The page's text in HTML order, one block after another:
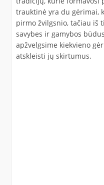
trauktinė yra du gėrimai,
pirmo žvilgsnio, tačiau iš
savybes ir gamybos
apžvelgsime kiekvieno
atskleisti jų skirtumus.